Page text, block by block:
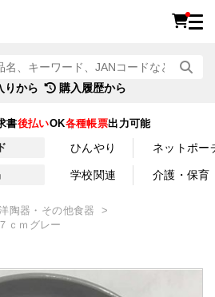
りから 購入履歴から
書後払いOK各種帳票出力可能
ひんやり ネットポー
学校関連 介護・保育
陶器・その他食器
ｃｍグレー